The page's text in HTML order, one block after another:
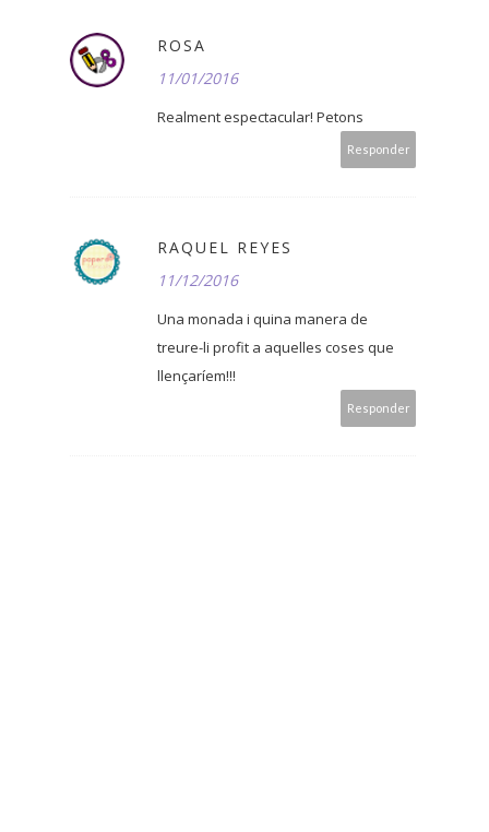
ROSA
11/01/2016
Realment espectacular! Petons
Responder
RAQUEL REYES
11/12/2016
Una monada i quina manera de
treure-li profit a aquelles coses que
llençaríem!!!
Responder